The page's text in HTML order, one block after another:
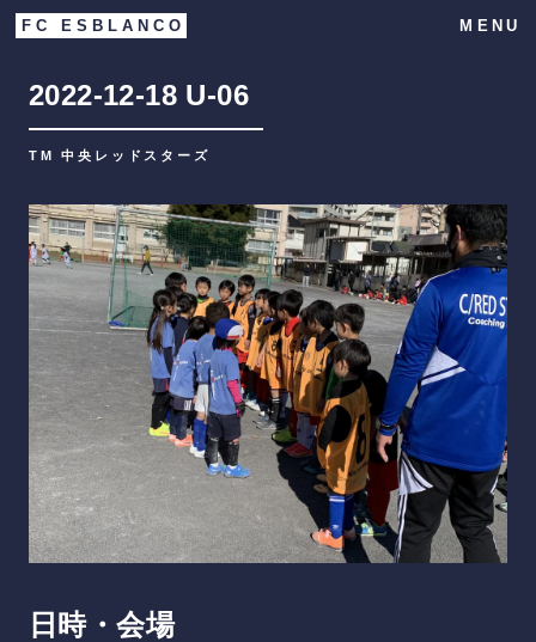
FC ESBLANCO MENU
2022-12-18 U-06
TM 中央レッドスターズ
日時・会場